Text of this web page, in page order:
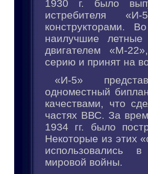
1930 г. было
истребителя
конструкторами.
наилучшие летные
двигателем «М-
серию и принят на
«И-5»
одноместный
качествами, что
частях ВВС. За
1934 гг. было
Некоторые из этих
использовались
мировой войны.